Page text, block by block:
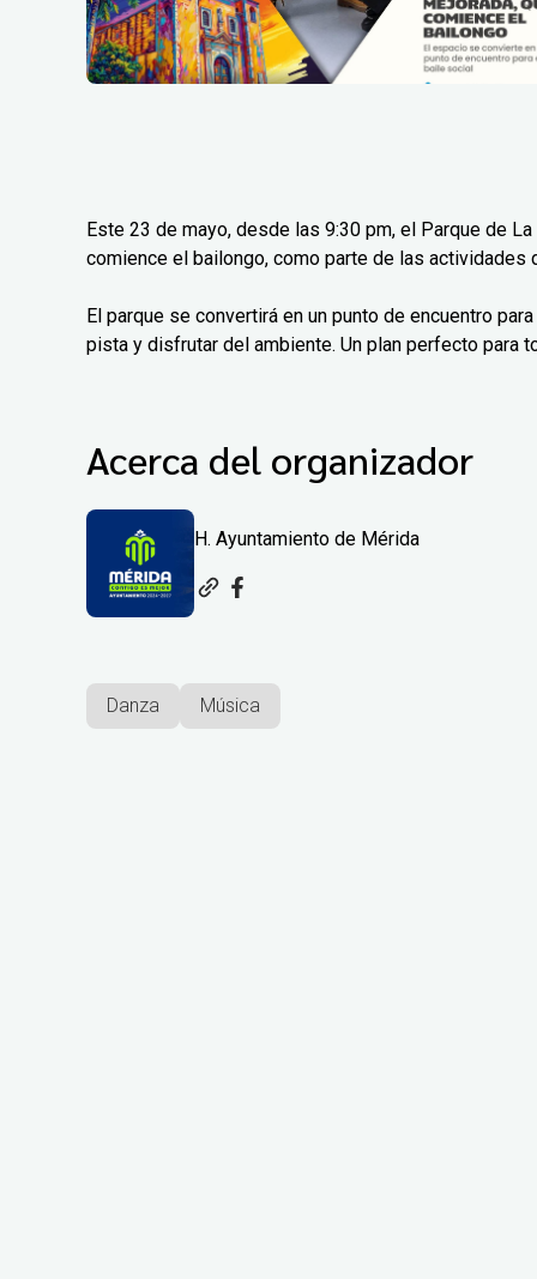
Este 23 de mayo, desde las 9:30 pm, el Parque de
comience el bailongo, como parte de las actividades
El parque se convertirá en un punto de encuentro
pista y disfrutar del ambiente. Un plan perfecto para
Acerca del organizador
H. Ayuntamiento de Mérida
Danza Música